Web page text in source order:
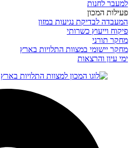
למעבר לחנות
פעילות המכון
המעבדה לבדיקת נגיעות במזון
פיקוח וייעוץ כשרותי
מחקר תורני
מחקר יישומי במצוות התלויות בארץ
ימי עיון והרצאות